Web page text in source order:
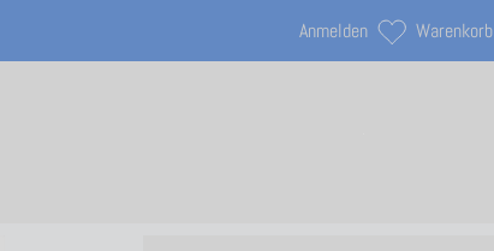
Anmelden Warenkorb